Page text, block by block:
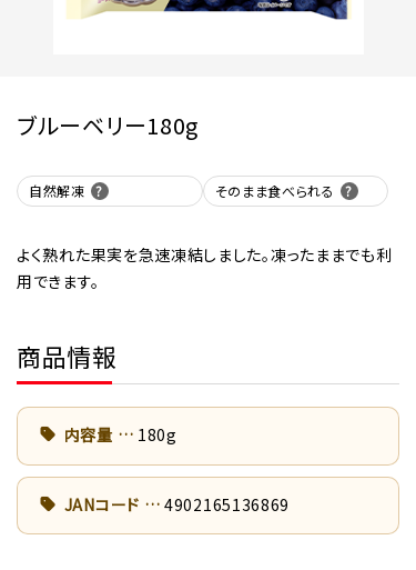
ブルーベリー180g
自然解凍 そのまま食べられる
よく熟れた果実を急速凍結しました。凍ったままでも利
用できます。
商品情報
内容量 180g
JANコード 4902165136869